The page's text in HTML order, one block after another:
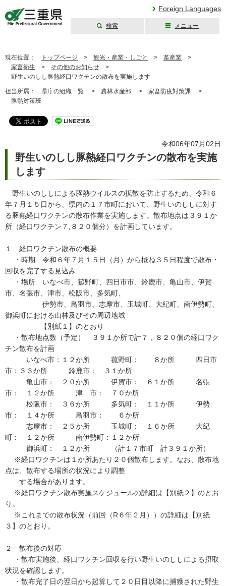
Foreign Languages
検索 メニュー
現在位置： トップページ > 観光・産業・しごと > 畜産業 >
家畜衛生 > その他のお知らせ >
野生いのしし豚熱経口ワクチンの散布を実施します
担当所属： 県庁の組織一覧 > 農林水産部 > 家畜防疫対策課 >
豚熱対策班
令和06年07月02日
野生いのしし豚熱経口ワクチンの散布を実施
します
野生いのししによる豚熱ウイルスの拡散を防止するため、令和６
年７月１５日から、県内の１７市町において、野生いのししに対す
る豚熱経口ワクチンの散布作業を実施します。散布地点は３９１か
所（経口ワクチン７,８２０個分）を計画しています。
１ 経口ワクチン散布の概要
・時期 令和６年７月１５日（月）から概ね３５日程度で散布・
回収を完了する見込み
・場所 いなべ市、菰野町、四日市市、鈴鹿市、亀山市、伊賀
市、名張市、津市、松阪市、多気町、
伊勢市、鳥羽市、志摩市、玉城町、大紀町、南伊勢町、
御浜町における山林及びその周辺地域
【別紙１】のとおり
・散布地点数（予定） ３９１か所で計７，８２０個の経口ワク
チン散布を計画
いなべ市：１２か所 菰野町： ８か所 四日市
市：３３か所 鈴鹿市： ３１か所
亀山市： ２０か所 伊賀市： ６１か所 名張
市： １２か所 津 市： ７０か所
松阪市： ３６か所 多気町： １１か所 伊勢
市： １４か所 鳥羽市： ６か所
志摩市： ２５か所 玉城町： １６か所 大紀
町： １２か所 南伊勢町：１２か所
御浜町： １２か所 （計１７市町 計３９１か所）
※経口ワクチンは１か所あたり２０個散布します。なお、散布地
点は、散布する場所の状況により調整
する場合があります。
※経口ワクチン散布実施スケジュールの詳細は【別紙２】のとお
り。
※これまでの散布状況（前回（R６年２月））の詳細は【別紙
３】のとおり。
２ 散布後の対応
・散布実施後、経口ワクチン回収を行い野生いのししによる摂取
状況を確認します。
・散布完了日の翌日から起算して２０日目以降に捕獲された野生